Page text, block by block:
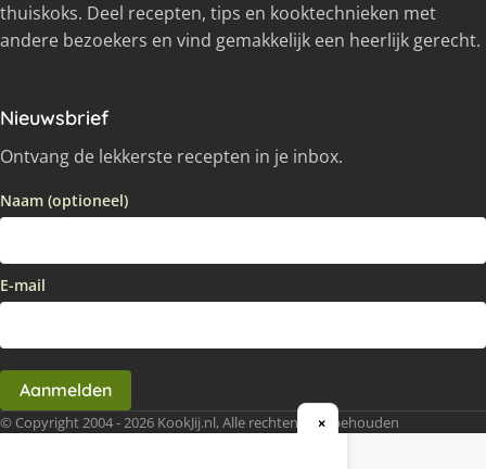
thuiskoks. Deel recepten, tips en kooktechnieken met
andere bezoekers en vind gemakkelijk een heerlijk gerecht.
Nieuwsbrief
Ontvang de lekkerste recepten in je inbox.
Naam (optioneel)
E-mail
Aanmelden
© Copyright 2004 - 2026 KookJij.nl, Alle rechten voorbehouden
×